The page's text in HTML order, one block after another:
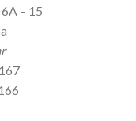
– 15